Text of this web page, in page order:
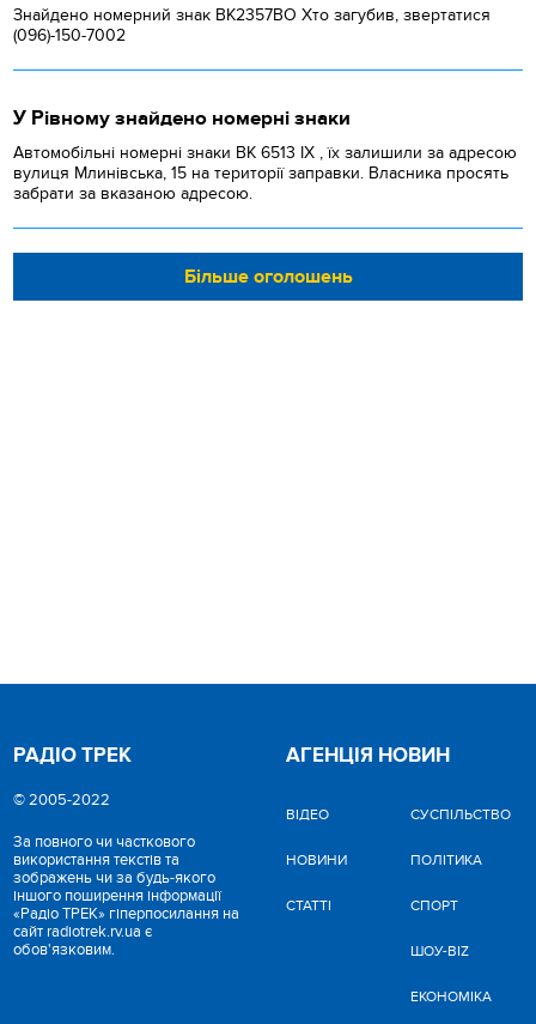
Знайдено номерний знак ВК2357ВО Хто загубив, звертатися
(096)-150-7002
У Рівному знайдено номерні знаки
Автомобільні номерні знаки BK 6513 IX , їх залишили за адресою
вулиця Млинівська, 15 на території заправки. Власника просять
забрати за вказаною адресою.
Більше оголошень
РАДІО ТРЕК
© 2005-2022
За повного чи часткового
використання текстів та
зображень чи за будь-якого
іншого поширення інформації
«Радіо ТРЕК» гіперпосилання на
сайт radiotrek.rv.ua є
обов'язковим.
АГЕНЦІЯ НОВИН
ВІДЕО
НОВИНИ
СТАТТІ
CУСПІЛЬСТВО
ПОЛІТИКА
СПОРТ
ШОУ-BIZ
ЕКОНОМІКА